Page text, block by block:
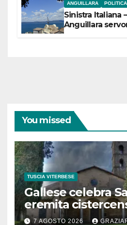
ANGUILLARA POLITICA
Sinistra Italiana
Anguillara
You missed
TUSCIA VITERBESE
Gallese celebra
eremita
secolo
7 AGOSTO 2026